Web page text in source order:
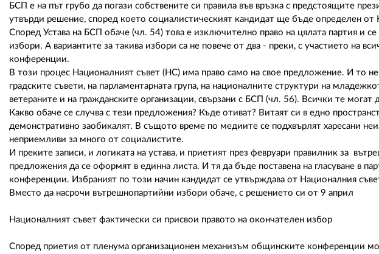
БСП е на път грубо да погази собствените си правила във връзка с предстоящите
утвърди решение, според което социалистическият кандидат ще бъде определен от
Според Устава на БСП обаче (чл. 54) това е изключително право на цялата партия и
избори. А вариантите за такива избори са не повече от два - преки, с участието на
конференции.
В този процес Националният съвет (НС) има право само на свое предложение. И то
градските съвети, на парламентарната група, на националните структури на
ветераните и на гражданските организации, свързани с БСП (чл. 56). Всички те могат
Какво обаче се случва с тези предложения? Къде отиват? Витаят си в едно
демонстративно заобикалят. В същото време по медиите се подхвърлят харесани
неприемливи за много от социалистите.
И преките записи, и логиката на устава, и приетият през февруари правилник за
предложения да се оформят в единна листа. И тя да бъде поставена на гласуване в
конференции. Избраният по този начин кандидат се утвърждава от Националния
Вместо да насрочи вътрешнопартийни избори обаче, с решението си от 9 април
Националният съвет фактически си присвои правото на окончателен избор
Според приетия от пленума организационен механизъм общинските конференции